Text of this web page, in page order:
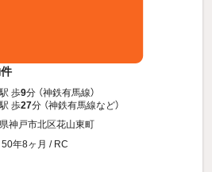
歩9分 （神鉄有馬線）
歩27分 （神鉄有馬線など）
神戸市北区花山東町
年8ヶ月 / RC